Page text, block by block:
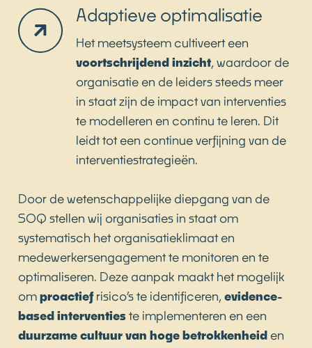
Adaptieve optimalisatie
Het meetsysteem cultiveert een
voortschrijdend inzicht, waardoor de
organisatie en de leiders steeds meer
in staat zijn de impact van interventies
te modelleren en continu te leren. Dit
leidt tot een continue verfijning van de
interventiestrategieën.
Door de wetenschappelijke diepgang van de
SOQ stellen wij organisaties in staat om
systematisch het organisatieklimaat en
medewerkersengagement te monitoren en te
optimaliseren. Deze aanpak maakt het mogelijk
omproactiefrisico’s te identificeren,evidence-
based interventies te implementeren en een
duurzame cultuur van hoge betrokkenheiden